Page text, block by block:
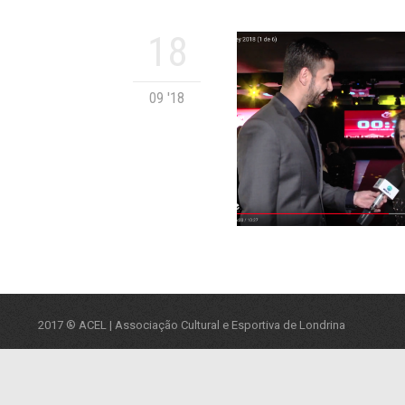
09 '18
2017 ® ACEL | Associação Cultural e Esportiva de Londrina